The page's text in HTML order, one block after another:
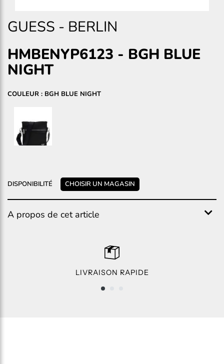
GUESS - BERLIN
HMBENYP6123 - BGH BLUE
NIGHT
COULEUR : BGH BLUE NIGHT
DISPONIBILITÉ CHOISIR UN MAGASIN
A propos de cet article
LIVRAISON RAPIDE